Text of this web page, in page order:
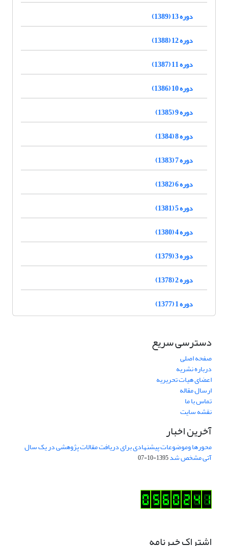
دوره 13 (1389)
دوره 12 (1388)
دوره 11 (1387)
دوره 10 (1386)
دوره 9 (1385)
دوره 8 (1384)
دوره 7 (1383)
دوره 6 (1382)
دوره 5 (1381)
دوره 4 (1380)
دوره 3 (1379)
دوره 2 (1378)
دوره 1 (1377)
دسترسی سریع
صفحه اصلی
درباره نشریه
اعضای هیات تحریریه
ارسال مقاله
تماس با ما
نقشه سایت
آخرین اخبار
محورها وموضوعات پیشنهادی برای دریافت مقالات پژوهشی در یک سال
آتی مشخص شد1395-10-07
اشتراک خبرنامه